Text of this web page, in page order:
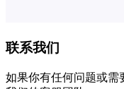
联系我们
如果你有任何问题或需